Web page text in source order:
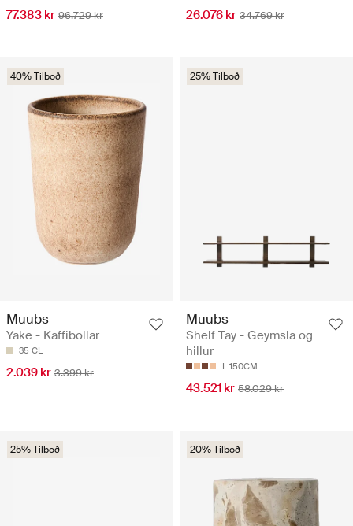
77.383 kr 96.729 kr 26.076 kr 34.769 kr
40% Tilboð
Muubs
Yake - Kaffibollar
35 CL
2.039 kr 3.399 kr
25% Tilboð
Muubs
Shelf Tay - Geymsla og
hillur
L:150CM
43.521 kr 58.029 kr
25% Tilboð 20% Tilboð